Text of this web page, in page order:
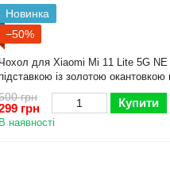
Новинка
−50%
Чохол для Xiaomi Mi 11 Lite 5G NE
підставкою із золотою окантовкою
лайт не пудровий gs1
грн
грн Купити
В наявності